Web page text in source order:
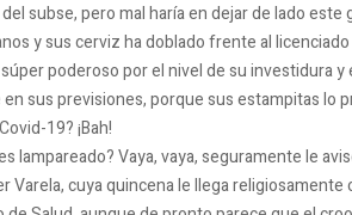
subse, pero mal haría en dejar de lado este
y sus cerviz ha doblado frente al
poderoso por el nivel de su investidura y
sus previsiones, porque sus estampitas lo
19?¡Bah!
lampareado?Vaya, vaya, seguramente le
cuya quincena le llega religiosamente